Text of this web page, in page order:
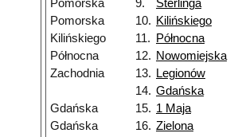
Pomorska
9. Sterlinga
Pomorska
10. Kilińskiego
Kilińskiego
11. Północna
Północna
12. Nowomiejska
Zachodnia
13. Legionów
14. Gdańska
Gdańska
15. 1 Maja
Gdańska
16. Zielona